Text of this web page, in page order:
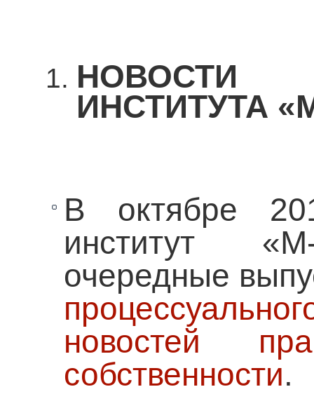
НОВОСТИ
ИНСТИТУТА
В октябре
институт
очередные
новостей
собственности.